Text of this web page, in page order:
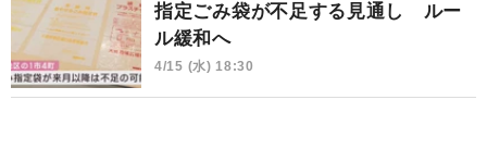
指定ごみ袋が不足する見通し ルー
ル緩和へ
4/15 (水) 18:30